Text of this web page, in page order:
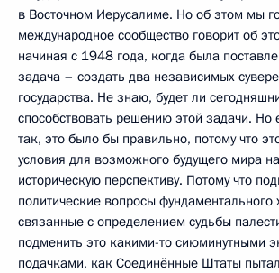
в Восточном Иерусалиме. Но об этом мы
международное сообщество говорит об
начиная с 1948 года, когда была
задача – создать два независимых
государства. Не знаю, будет ли
способствовать решению этой задачи. Но
так, это было бы правильно, потому что
условия для возможного будущего мира
историческую перспективу. Потому что
политические вопросы фундаментального
связанные с определением судьбы
подменить это какими-то сиюминутными
подачками, как Соединённые Штаты